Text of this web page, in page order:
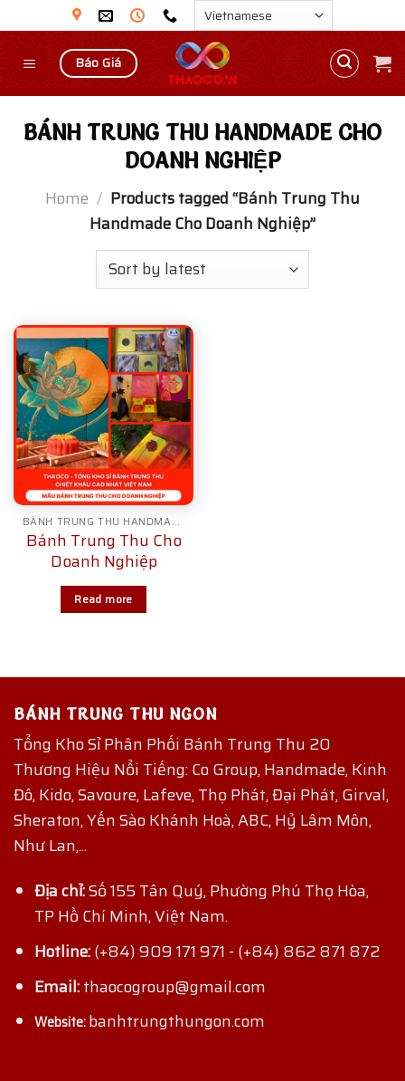
to
content
Báo Giá
BÁNH TRUNG THU HANDMADE CHO
DOANH NGHIỆP
Home / Products tagged “Bánh Trung Thu
Handmade Cho Doanh Nghiệp”
BÁNH TRUNG THU HANDMADE
Bánh Trung Thu Cho
Doanh Nghiệp
Read more
BÁNH TRUNG THU NGON
Tổng Kho Sỉ Phân Phối Bánh Trung Thu 20
Thương Hiệu Nổi Tiếng: Co Group, Handmade, Kinh
Đô, Kido, Savoure, Lafeve, Thọ Phát, Đại Phát, Girval,
Sheraton, Yến Sào Khánh Hoà, ABC, Hỷ Lâm Môn,
Như Lan,...
Địa chỉ:Số 155 Tân Quý, Phường Phú Thọ Hòa,
TP Hồ Chí Minh, Việt Nam.
Hotline:(+84) 909 171 971 - (+84) 862 871 872
Email:thaocogroup@gmail.com
Website:banhtrungthungon.com